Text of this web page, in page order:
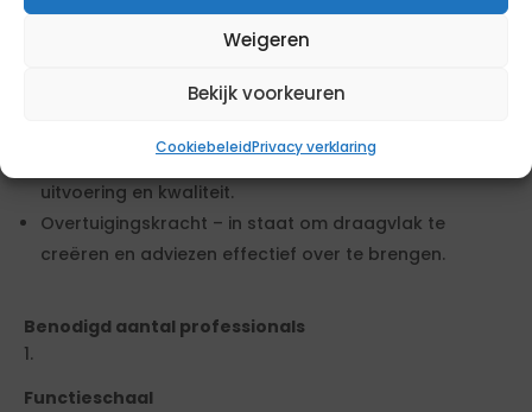
Weigeren
Bekijk voorkeuren
CookiebeleidPrivacy verklaring
Omgevingsbewustzijn – inzicht in de bestuurlijke en
coördineren van projecten, met oog voor planning,
uitvoering en kwaliteit.
Overtuigingskracht – in staat om draagvlak te
creëren en adviezen effectief over te brengen.
Benodigd aantal professionals
1.
Functieschaal